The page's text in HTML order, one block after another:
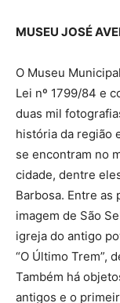
MUSEU JOSÉ
O Museu
Lei nº 1799/84 e
duas mil
história da região
se encontram no
cidade, dentre
Barbosa. Entre as
imagem de São
igreja do antigo
“O Último Trem”,
Também há
antigos e o